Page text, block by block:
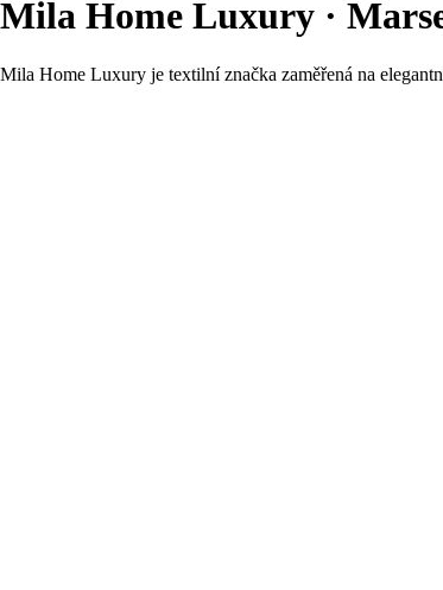
Mila Home Luxury ·
Mila Home Luxury je textilní značka zaměřená na